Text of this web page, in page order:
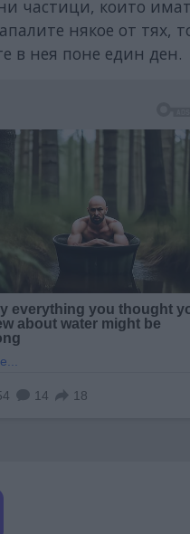
частици, които
някое от тях,
в нея поне един ден.